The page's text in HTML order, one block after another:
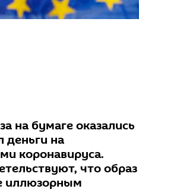
на бумаге оказались
на
коронавируса.
что образ
иллюзорным